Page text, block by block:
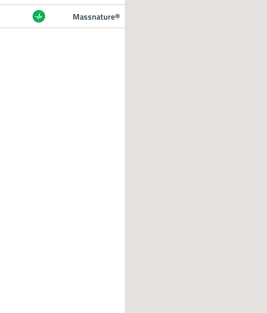
Massnature®